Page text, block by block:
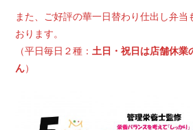
また、ご好評の華一日替わり仕出し弁当
おります。
（平日毎日２種：土日・祝日は店舗休業
ん）